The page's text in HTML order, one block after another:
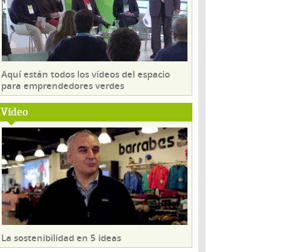
Aquí están todos los vídeos del espacio
para emprendedores verdes
Vídeo
La sostenibilidad en 5 ideas